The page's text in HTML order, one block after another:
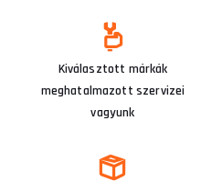
Kiválasztott márkák
meghatalmazott szervizei
vagyunk